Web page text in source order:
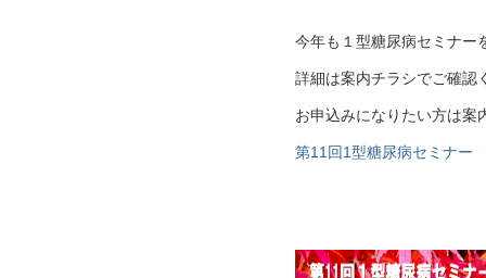
今年も１型糖尿病セミナー
詳細は案内チラシでご確認
お申込みになりたい方は案
第11回1型糖尿病セミナー